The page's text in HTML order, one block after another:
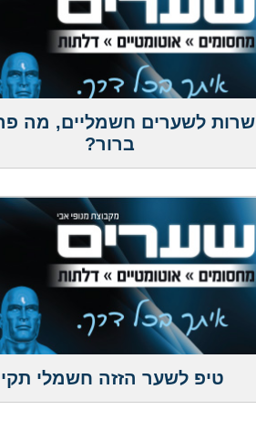
שרות לשערים חשמליים, מה
ברור?
טיפ לשער הזזה חשמלי